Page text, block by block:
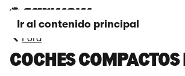
Ir al contenido principal
Ford
COCHES COMPACTOS